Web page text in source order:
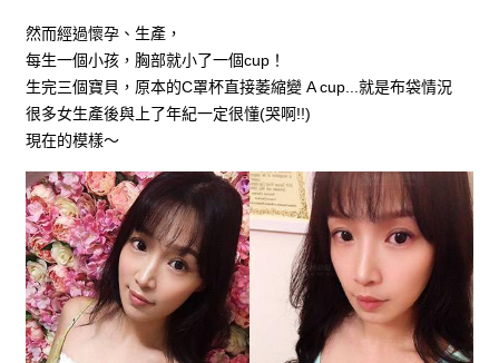
然而經過懷孕、生產，
每生一個小孩，胸部就小了一個cup！
生完三個寶貝，原本的C罩杯直接萎縮變 A cup...就是布袋情況
很多女生產後與上了年紀一定很懂(哭啊!!)
現在的模樣～